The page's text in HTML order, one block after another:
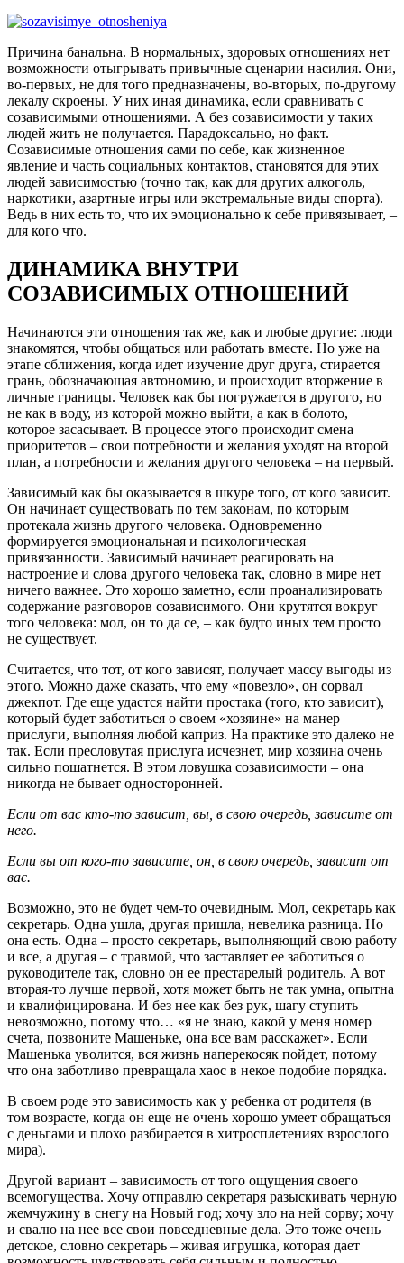
Причина банальна. В нормальных, здоровых отношениях нет
возможности отыгрывать привычные сценарии насилия. Они,
во-первых, не для того предназначены, во-вторых, по-другому
лекалу скроены. У них иная динамика, если сравнивать с
созависимыми отношениями. А без созависимости у таких
людей жить не получается. Парадоксально, но факт.
Созависимые отношения сами по себе, как жизненное
явление и часть социальных контактов, становятся для этих
людей зависимостью (точно так, как для других алкоголь,
наркотики, азартные игры или экстремальные виды спорта).
Ведь в них есть то, что их эмоционально к себе привязывает, –
для кого что.
ДИНАМИКА ВНУТРИ
СОЗАВИСИМЫХ ОТНОШЕНИЙ
Начинаются эти отношения так же, как и любые другие: люди
знакомятся, чтобы общаться или работать вместе. Но уже на
этапе сближения, когда идет изучение друг друга, стирается
грань, обозначающая автономию, и происходит вторжение в
личные границы. Человек как бы погружается в другого, но
не как в воду, из которой можно выйти, а как в болото,
которое засасывает. В процессе этого происходит смена
приоритетов – свои потребности и желания уходят на второй
план, а потребности и желания другого человека – на первый.
Зависимый как бы оказывается в шкуре того, от кого зависит.
Он начинает существовать по тем законам, по которым
протекала жизнь другого человека. Одновременно
формируется эмоциональная и психологическая
привязанности. Зависимый начинает реагировать на
настроение и слова другого человека так, словно в мире нет
ничего важнее. Это хорошо заметно, если проанализировать
содержание разговоров созависимого. Они крутятся вокруг
того человека: мол, он то да се, – как будто иных тем просто
не существует.
Считается, что тот, от кого зависят, получает массу выгоды из
этого. Можно даже сказать, что ему «повезло», он сорвал
джекпот. Где еще удастся найти простака (того, кто зависит),
который будет заботиться о своем «хозяине» на манер
прислуги, выполняя любой каприз. На практике это далеко не
так. Если пресловутая прислуга исчезнет, мир хозяина очень
сильно пошатнется. В этом ловушка созависимости – она
никогда не бывает односторонней.
Если от вас кто-то зависит, вы, в свою очередь, зависите от
него.
Если вы от кого-то зависите, он, в свою очередь, зависит от
вас.
Возможно, это не будет чем-то очевидным. Мол, секретарь как
секретарь. Одна ушла, другая пришла, невелика разница. Но
она есть. Одна – просто секретарь, выполняющий свою работу
и все, а другая – с травмой, что заставляет ее заботиться о
руководителе так, словно он ее престарелый родитель. А вот
вторая-то лучше первой, хотя может быть не так умна, опытна
и квалифицирована. И без нее как без рук, шагу ступить
невозможно, потому что… «я не знаю, какой у меня номер
счета, позвоните Машеньке, она все вам расскажет». Если
Машенька уволится, вся жизнь наперекосяк пойдет, потому
что она заботливо превращала хаос в некое подобие порядка.
В своем роде это зависимость как у ребенка от родителя (в
том возрасте, когда он еще не очень хорошо умеет обращаться
с деньгами и плохо разбирается в хитросплетениях взрослого
мира).
Другой вариант – зависимость от того ощущения своего
всемогущества. Хочу отправлю секретаря разыскивать черную
жемчужину в снегу на Новый год; хочу зло на ней сорву; хочу
и свалю на нее все свои повседневные дела. Это тоже очень
детское, словно секретарь – живая игрушка, которая дает